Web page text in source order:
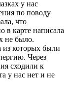
у нас
по поводу
что
в карте написала
не было.
из которых были
Через
сходили к
у нас нет и не